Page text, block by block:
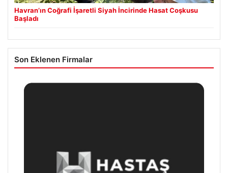
Havran’ın Coğrafi İşaretli Siyah İncirinde Hasat Coşkusu
Başladı
Son Eklenen Firmalar